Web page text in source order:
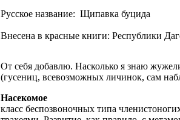
Русское название: Щипавка буцида
Внесена в красные книги: Республики
От себя добавлю. Насколько я знаю
(гусениц, всевозможных личинок, сам
Насекомое
класс беспозвоночных типа